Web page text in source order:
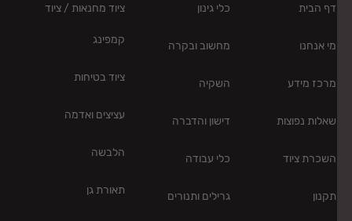
דף הבית
מי אנחנו
מרכז מידע
שאלות נפוצות
השכרת ציוד
תקנון
כלי גינון
מחשוב ובקרה
השקיה
דישון והדברה
כלי עבודה
גרילים ותנורים
ציוד מחנאות / ציוד
קמפינג
ציוד בטיחות
עציצים ואדמה
הלבשה
תאורת גן